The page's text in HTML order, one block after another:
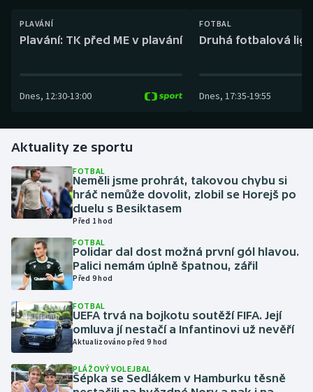
Curling
Golf
Gymnastika
Házená
Jezdectví
Judo
Krasobruslení
Lezení
Lyže a snowboard
PLAVÁNÍ
Plavání: TK před ME v plavání
Dnes, 12:30-13:00
FOTBAL
Druhá fotbalová
Dnes, 17:35-19:55
Aktuality ze sportu
FOTBAL
Neměli jsme prohrát, takovou chybu si
hráč nemůže dovolit, zlobil se Horejš po
duelu s Besiktasem
Před 1 hod
FOTBAL
Polidar dal dost možná první gól hlavou.
Palici nemám úplně špatnou, zářil
Před 9 hod
FOTBAL
UEFA trvá na bojkotu soutěží FIFA. Její
omluva jí nestačí a Infantinovi už nevěří
Aktualizováno před 9 hod
PLÁŽOVÝ VOLEJBAL
Šépka se Sedlákem v Hamburku těsně